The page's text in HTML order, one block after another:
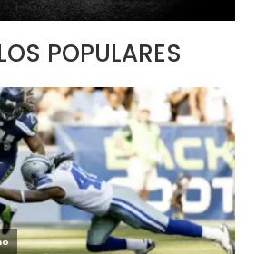
POPULARES